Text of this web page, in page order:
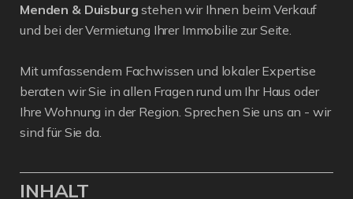
Menden & Duisburg stehen wir Ihnen beim Verkauf
und bei der Vermietung Ihrer Immobilie zur Seite.
Mit umfassendem Fachwissen und lokaler Expertise
beraten wir Sie in allen Fragen rund um Ihr Haus oder
Ihre Wohnung in der Region. Sprechen Sie uns an - wir
sind für Sie da.
INHALT